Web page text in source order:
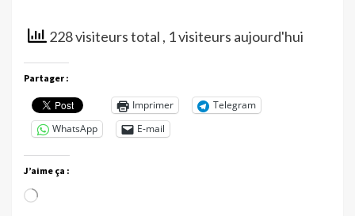
228 visiteurs total , 1 visiteurs aujourd'hui
Partager :
Imprimer
Telegram
WhatsApp
E-mail
J’aime ça :
Chargement…